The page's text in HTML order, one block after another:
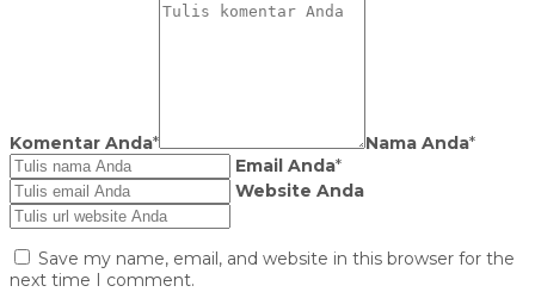
Komentar Anda* Nama Anda*
Email Anda*
Website Anda
Save my name, email, and website in this browser for the
next time I comment.